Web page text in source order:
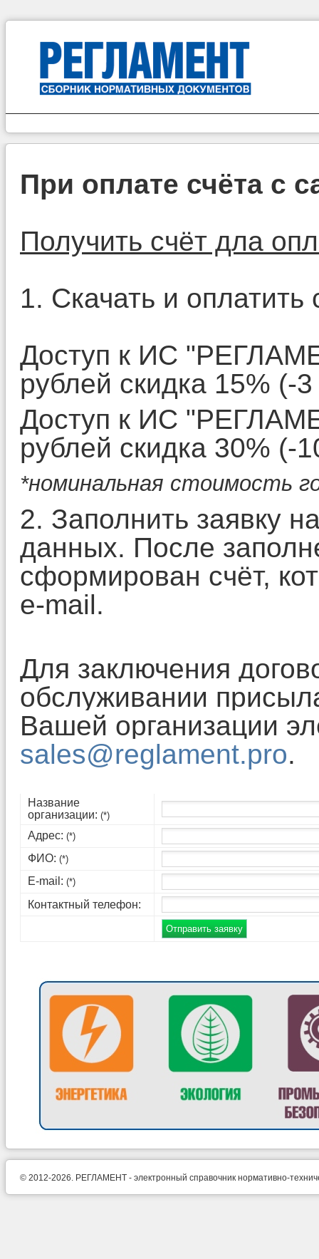
При оплате счёта с
Получить счёт дла
1. Скачать и оплатить
Доступ к ИС
рублей скидка 15% (-
Доступ к ИС
рублей скидка 30% (-
*номинальная стоимость
2. Заполнить заявку
данных. После
сформирован счёт,
e-mail.
Для заключения
обслуживании
Вашей организации
sales@reglament.pro.
Название
организации: (*)
Адрес: (*)
ФИО: (*)
E-mail: (*)
Контактный телефон:
© 2012-2026. РЕГЛАМЕНТ - электронный справочник нормативно-